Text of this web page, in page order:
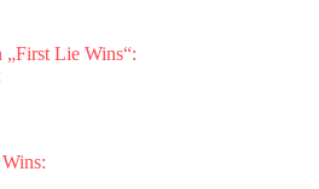
„First Lie Wins“: